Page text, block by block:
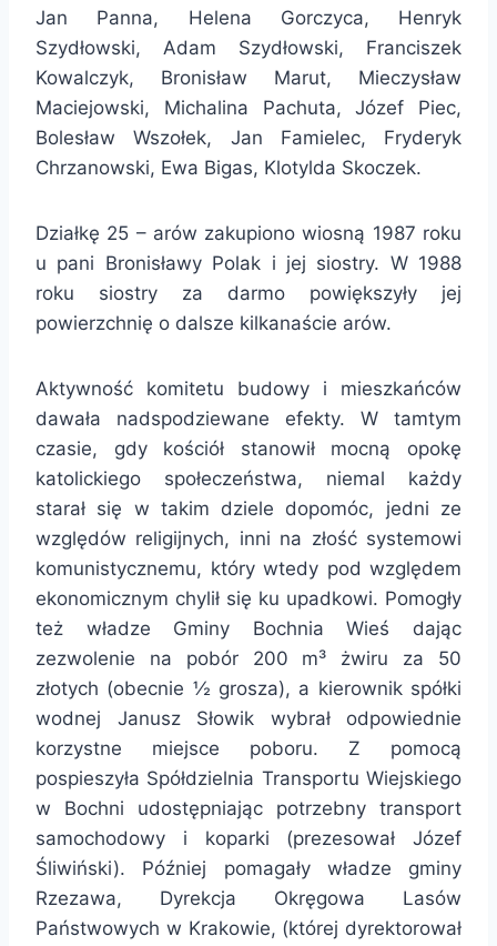
Jan Panna, Helena Gorczyca, Henryk
Szydłowski, Adam Szydłowski, Franciszek
Kowalczyk, Bronisław Marut, Mieczysław
Maciejowski, Michalina Pachuta, Józef Piec,
Bolesław Wszołek, Jan Famielec, Fryderyk
Chrzanowski, Ewa Bigas, Klotylda Skoczek.
Działkę 25 – arów zakupiono wiosną 1987 roku
u pani Bronisławy Polak i jej siostry. W 1988
roku siostry za darmo powiększyły jej
powierzchnię o dalsze kilkanaście arów.
Aktywność komitetu budowy i mieszkańców
dawała nadspodziewane efekty. W tamtym
czasie, gdy kościół stanowił mocną opokę
katolickiego społeczeństwa, niemal każdy
starał się w takim dziele dopomóc, jedni ze
względów religijnych, inni na złość systemowi
komunistycznemu, który wtedy pod względem
ekonomicznym chylił się ku upadkowi. Pomogły
też władze Gminy Bochnia Wieś dając
zezwolenie na pobór 200 m³ żwiru za 50
złotych (obecnie ½ grosza), a kierownik spółki
wodnej Janusz Słowik wybrał odpowiednie
korzystne miejsce poboru. Z pomocą
pospieszyła Spółdzielnia Transportu Wiejskiego
w Bochni udostępniając potrzebny transport
samochodowy i koparki (prezesował Józef
Śliwiński). Później pomagały władze gminy
Rzezawa, Dyrekcja Okręgowa Lasów
Państwowych w Krakowie, (której dyrektorował